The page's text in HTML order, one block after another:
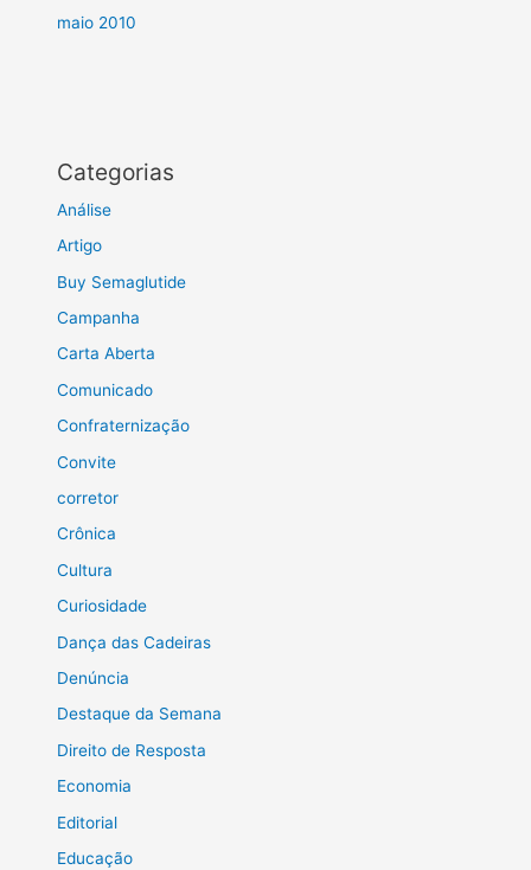
maio 2010
Categorias
Análise
Artigo
Buy Semaglutide
Campanha
Carta Aberta
Comunicado
Confraternização
Convite
corretor
Crônica
Cultura
Curiosidade
Dança das Cadeiras
Denúncia
Destaque da Semana
Direito de Resposta
Economia
Editorial
Educação